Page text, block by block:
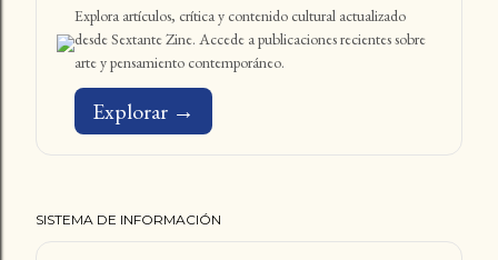
Explora artículos, crítica y contenido cultural actualizado
desde Sextante Zine. Accede a publicaciones recientes sobre
arte y pensamiento contemporáneo.
Explorar →
SISTEMA DE INFORMACIÓN